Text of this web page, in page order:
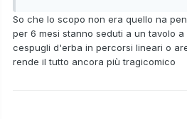
So che lo scopo non era quello na
per 6 mesi stanno seduti a un tavolo
cespugli d'erba in percorsi lineari o
rende il tutto ancora più tragicomico